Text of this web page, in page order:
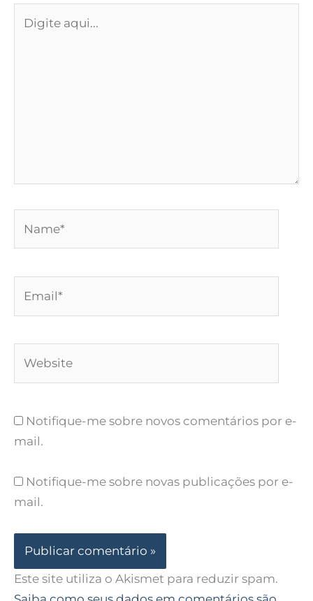
aqui...
Notifique-me sobre novos comentários por e-
mail.
Notifique-me sobre novas publicações por e-
mail.
Este site utiliza o Akismet para reduzir spam.